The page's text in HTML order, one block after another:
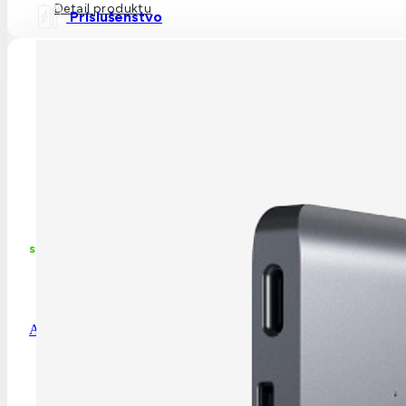
Príslušenstvo
Detail produktu
skladom
Apple MagSafe 2 Power Adapter (for MBP w Retina display) –